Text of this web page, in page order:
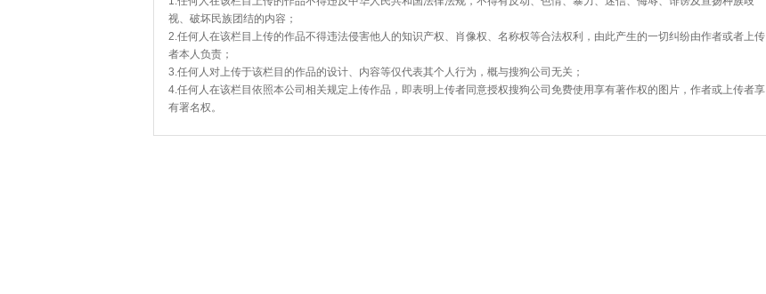
视、破坏民族团结的内容；
2.任何人在该栏目上传的作品不得违法侵害他人的知识产权、肖像权、名称权等合法权利，由此产生的一切纠纷由作者或者上传
者本人负责；
3.任何人对上传于该栏目的作品的设计、内容等仅代表其个人行为，概与搜狗公司无关；
4.任何人在该栏目依照本公司相关规定上传作品，即表明上传者同意授权搜狗公司免费使用享有著作权的图片，作者或上传者享
有署名权。